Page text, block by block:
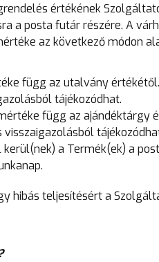
értékének
a posta futár részére. A
az következő módon
függ az utalvány
tájékozódhat.
függ az ajándéktárgy
a Termék(ek) a
hibás teljesítésért a